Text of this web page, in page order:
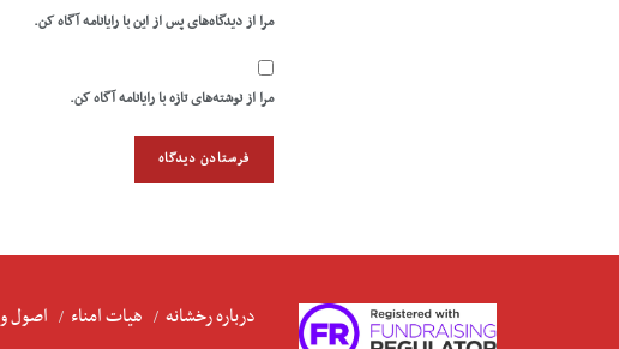
مرا از دیدگاه‌های پس از این با رایانامه آگاه کن.
مرا از نوشته‌های تازه با رایانامه آگاه کن.
درباره رخشانه هیات امناء اصول